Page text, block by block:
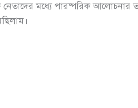
মধ্যে পারষ্পরিক আলোচনার